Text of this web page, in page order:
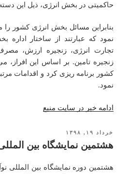
حاکمیتی در بخش انرژی، ذیل این
نمود که عبارتند از ساختار اداره
تجارت انرژی، زنجیره ارزش،
زنجیره تامین. بر اساس این افراز،
کشور برنامه ریزی کرد و اقدامات
نمود.
ادامه خبر در سایت منبع
نوشته‌شده
خرداد ۱۹, ۱۳۹۸
هشتمین نمایشگاه بین